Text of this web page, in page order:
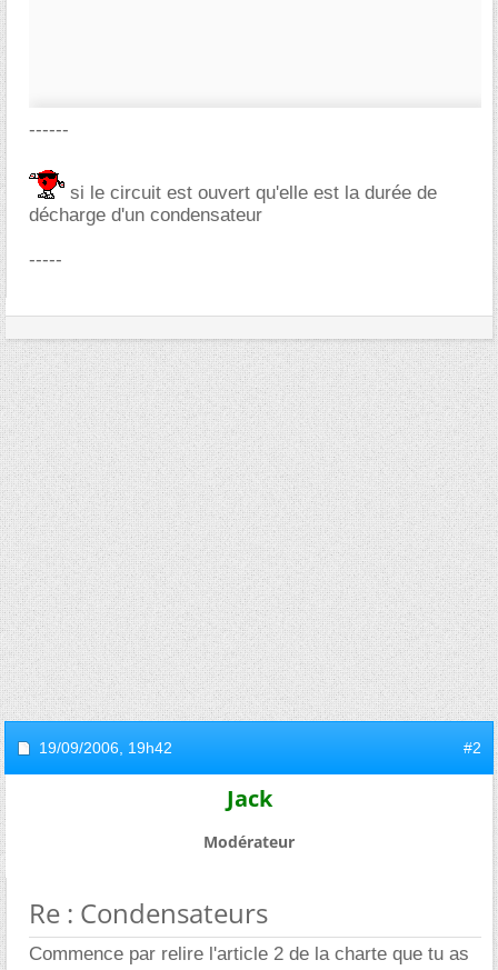
------
si le circuit est ouvert qu'elle est la durée de
décharge d'un condensateur
-----
19/09/2006, 19h42 #2
Jack
Modérateur
Re : Condensateurs
Commence par relire l'article 2 de la charte que tu as